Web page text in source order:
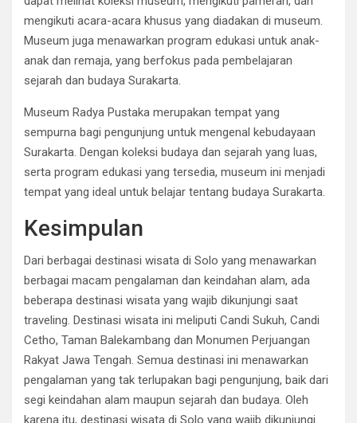
mengikuti acara-acara khusus yang diadakan di museum.
Museum juga menawarkan program edukasi untuk anak-
anak dan remaja, yang berfokus pada pembelajaran
sejarah dan budaya Surakarta.
Museum Radya Pustaka merupakan tempat yang
sempurna bagi pengunjung untuk mengenal kebudayaan
Surakarta. Dengan koleksi budaya dan sejarah yang luas,
serta program edukasi yang tersedia, museum ini menjadi
tempat yang ideal untuk belajar tentang budaya Surakarta.
Kesimpulan
Dari berbagai destinasi wisata di Solo yang menawarkan
berbagai macam pengalaman dan keindahan alam, ada
beberapa destinasi wisata yang wajib dikunjungi saat
traveling. Destinasi wisata ini meliputi Candi Sukuh, Candi
Cetho, Taman Balekambang dan Monumen Perjuangan
Rakyat Jawa Tengah. Semua destinasi ini menawarkan
pengalaman yang tak terlupakan bagi pengunjung, baik dari
segi keindahan alam maupun sejarah dan budaya. Oleh
karena itu, destinasi wisata di Solo yang wajib dikunjungi